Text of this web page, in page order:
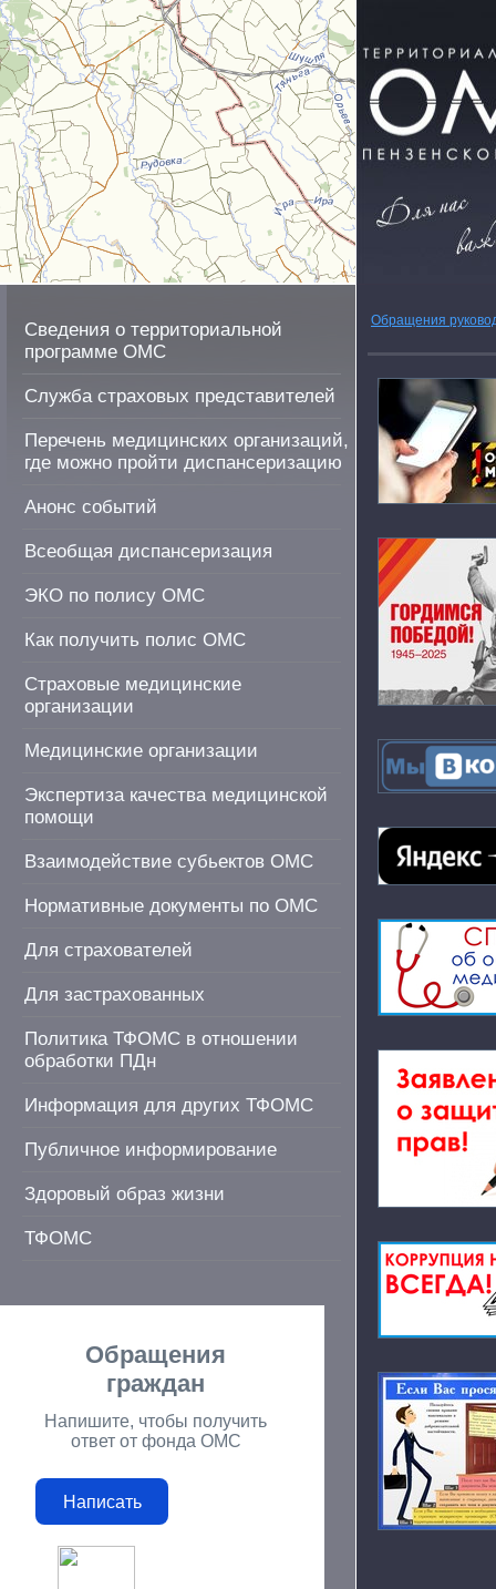
Сведения о территориальной
программе ОМС
Служба страховых представителей
Перечень медицинских организаций,
где можно пройти диспансеризацию
Анонс событий
Всеобщая диспансеризация
ЭКО по полису ОМС
Как получить полис ОМС
Страховые медицинские
организации
Медицинские организации
Экспертиза качества медицинской
помощи
Взаимодействие субьектов ОМС
Нормативные документы по ОМС
Для страхователей
Для застрахованных
Политика ТФОМС в отношении
обработки ПДн
Информация для других ТФОМС
Публичное информирование
Здоровый образ жизни
ТФОМС
Обращения
граждан
Напишите, чтобы получить
ответ от фонда ОМС
Написать
Обращения